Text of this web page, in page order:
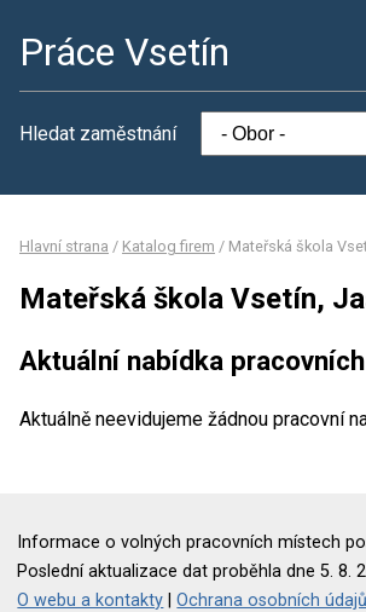
Práce Vsetín
Hledat zaměstnání
Hlavní strana / Katalog firem / Mateřská škola
Mateřská škola Vsetín,
Aktuální nabídka
Aktuálně neevidujeme žádnou pracovní
Informace o volných pracovních místech
Poslední aktualizace dat proběhla dne 5. 8.
O webu a kontakty |Ochrana osobních údajů